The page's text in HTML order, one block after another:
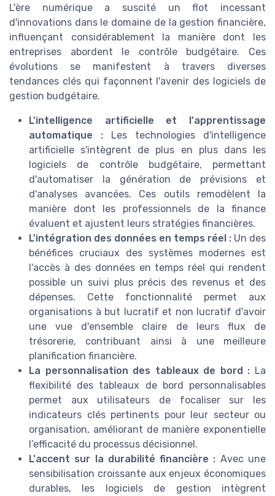
L'ère numérique a suscité un flot incessant
d'innovations dans le domaine de la gestion financière,
influençant considérablement la manière dont les
entreprises abordent le contrôle budgétaire. Ces
évolutions se manifestent à travers diverses
tendances clés qui façonnent l'avenir des logiciels de
gestion budgétaire.
L'intelligence artificielle et l'apprentissage
automatique : Les technologies d'intelligence
artificielle s'intègrent de plus en plus dans les
logiciels de contrôle budgétaire, permettant
d'automatiser la génération de prévisions et
d'analyses avancées. Ces outils remodèlent la
manière dont les professionnels de la finance
évaluent et ajustent leurs stratégies financières.
L'intégration des données en temps réel : Un des
bénéfices cruciaux des systèmes modernes est
l'accès à des données en temps réel qui rendent
possible un suivi plus précis des revenus et des
dépenses. Cette fonctionnalité permet aux
organisations à but lucratif et non lucratif d'avoir
une vue d'ensemble claire de leurs flux de
trésorerie, contribuant ainsi à une meilleure
planification financière.
La personnalisation des tableaux de bord : La
flexibilité des tableaux de bord personnalisables
permet aux utilisateurs de focaliser sur les
indicateurs clés pertinents pour leur secteur ou
organisation, améliorant de manière exponentielle
l’efficacité du processus décisionnel.
L'accent sur la durabilité financière : Avec une
sensibilisation croissante aux enjeux économiques
durables, les logiciels de gestion intègrent